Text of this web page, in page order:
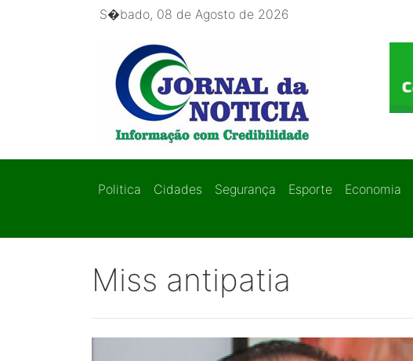
S�bado, 08 de Agosto de 2026
Politica Cidades Segurança Esporte Economia
Miss antipatia